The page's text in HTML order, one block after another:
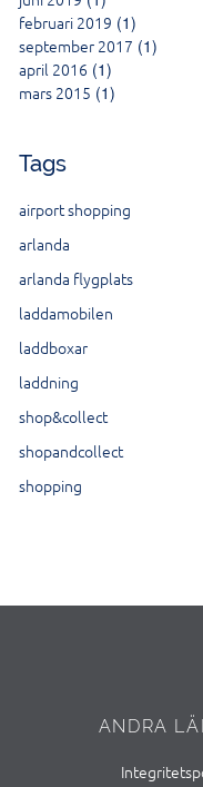
februari 2019 (1)
september 2017 (1)
april 2016 (1)
mars 2015 (1)
Tags
airport shopping
arlanda
arlanda flygplats
laddamobilen
laddboxar
laddning
shop&collect
shopandcollect
shopping
ANDRA